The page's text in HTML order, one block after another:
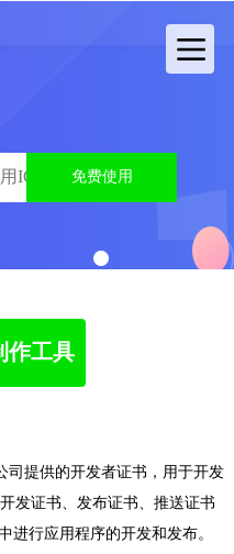
免费使用
作工具
司提供的开发者证书，用于开发
发证书、发布证书、推送证书
进行应用程序的开发和发布。